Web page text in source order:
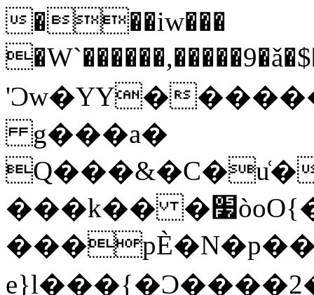
���iw���
'Ͻw�YY�
g���a�
���k�� �׷òoO{��N����z_m?